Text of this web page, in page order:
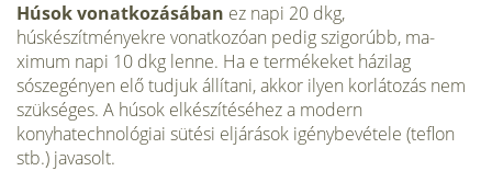
Húsok vonatkozásában ez napi 20 dkg,
húskészítményekre vonatkozóan pedig szigorúbb, ma­
ximum napi 10 dkg lenne. Ha e termékeket házilag
sószegényen elő tudjuk állítani, akkor ilyen korlátozás nem
szükséges. A húsok elkészítéséhez a modern
konyhatechnológiai sütési eljárások igénybevétele (tef­lon
stb.) javasolt.